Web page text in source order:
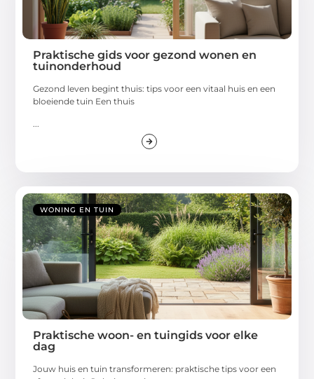
Praktische gids voor gezond wonen en
tuinonderhoud
Gezond leven begint thuis: tips voor een vitaal huis en een
bloeiende tuin Een thuis
...
WONING EN TUIN
Praktische woon- en tuingids voor elke
dag
Jouw huis en tuin transformeren: praktische tips voor een